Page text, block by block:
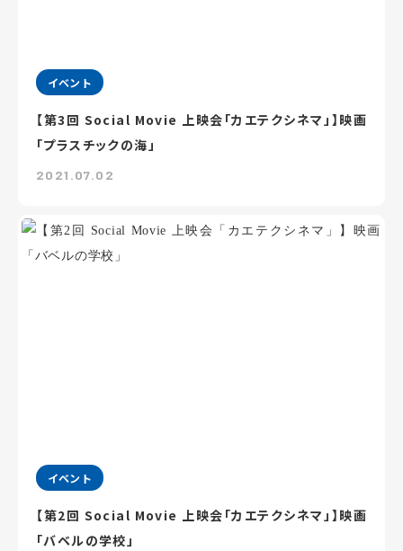
イベント
【第3回 Social Movie 上映会「カエテクシネマ」】映画
「プラスチックの海」
2021.07.02
イベント
【第2回 Social Movie 上映会「カエテクシネマ」】映画
「バベルの学校」